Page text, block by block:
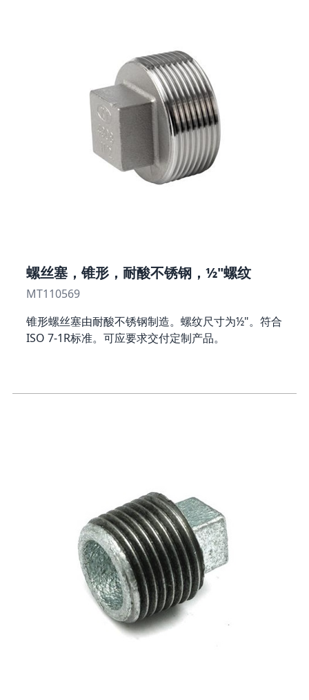
螺丝塞，锥形，耐酸不锈钢，½"螺纹
MT110569
锥形螺丝塞由耐酸不锈钢制造。螺纹尺寸为½"。符合
ISO 7-1R标准。可应要求交付定制产品。